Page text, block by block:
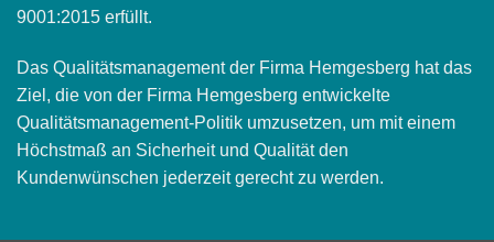
9001:2015 erfüllt.
Das Qualitätsmanagement der Firma Hemgesberg hat das
Ziel, die von der Firma Hemgesberg entwickelte
Qualitätsmanagement-Politik umzusetzen, um mit einem
Höchstmaß an Sicherheit und Qualität den
Kundenwünschen jederzeit gerecht zu werden.